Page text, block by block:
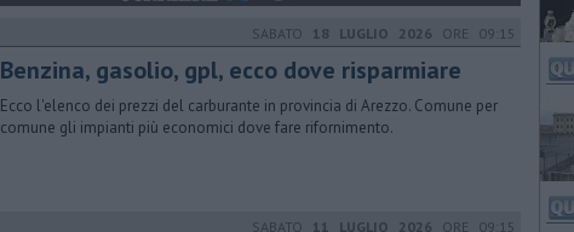
SABATO 18 LUGLIO 2026 ORE 09:15
​Benzina, gasolio, gpl, ecco dove risparmiare
Ecco l'elenco dei prezzi del carburante in provincia di Arezzo. Comune per
comune gli impianti più economici dove fare rifornimento.
SABATO 11 LUGLIO 2026 ORE 09:15